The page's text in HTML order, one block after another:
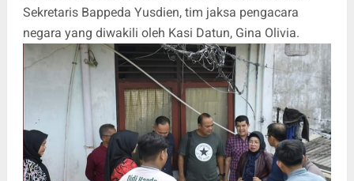
Sekretaris Bappeda Yusdien, tim jaksa pengacara
negara yang diwakili oleh Kasi Datun, Gina Olivia.